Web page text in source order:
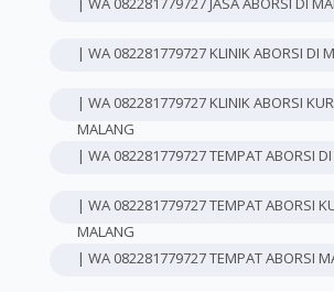
| WA 082281779727 KLINIK ABORSI DI
| WA 082281779727 KLINIK ABORSI
MALANG
| WA 082281779727 TEMPAT ABORSI
| WA 082281779727 TEMPAT ABORSI
MALANG
| WA 082281779727 TEMPAT ABORSI